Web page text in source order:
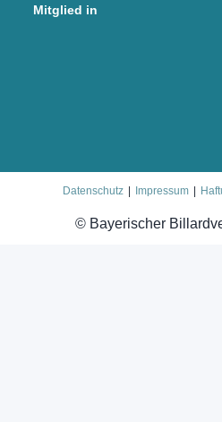
Mitglied in
Datenschutz Impressum
© Bayerischer